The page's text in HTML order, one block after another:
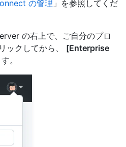
の管理 」を参照してくだ
の右上で、ご自分のプロ
ックしてから、 [Enterprise
。